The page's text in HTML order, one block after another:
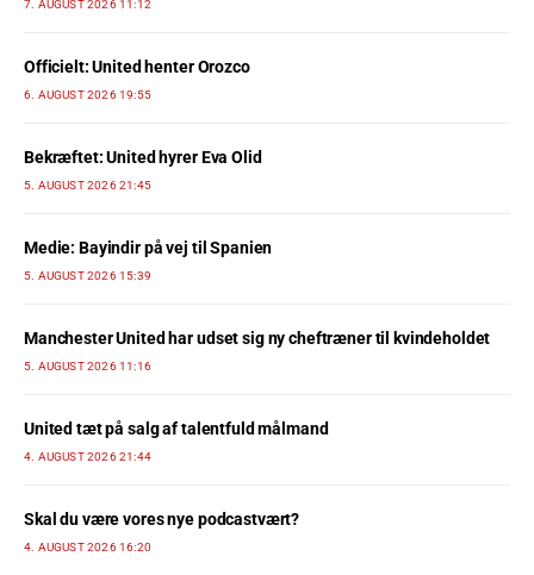
7. AUGUST 2026 11:12
Officielt: United henter Orozco
6. AUGUST 2026 19:55
Bekræftet: United hyrer Eva Olid
5. AUGUST 2026 21:45
Medie: Bayindir på vej til Spanien
5. AUGUST 2026 15:39
Manchester United har udset sig ny cheftræner til kvindeholdet
5. AUGUST 2026 11:16
United tæt på salg af talentfuld målmand
4. AUGUST 2026 21:44
Skal du være vores nye podcastvært?
4. AUGUST 2026 16:20